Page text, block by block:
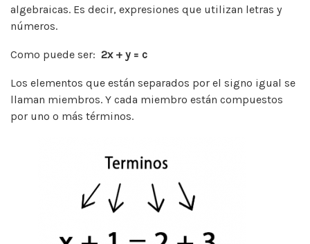
algebraicas. Es decir, expresiones que utilizan letras y
números.
Como puede ser: 2x + y = c
Los elementos que están separados por el signo igual se
llaman miembros. Y cada miembro están compuestos
por uno o más términos.